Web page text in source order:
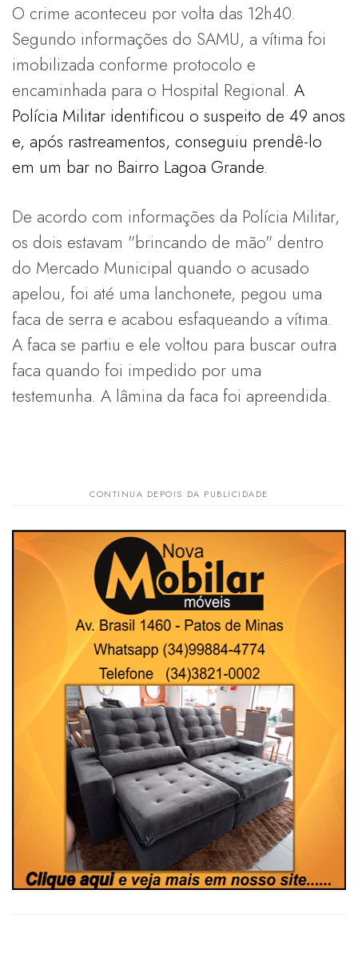
O crime aconteceu por volta das 12h40.
Segundo informações do SAMU, a vítima foi
imobilizada conforme protocolo e
encaminhada para o Hospital Regional. A
Polícia Militar identificou o suspeito de 49 anos
e, após rastreamentos, conseguiu prendê-lo
em um bar no Bairro Lagoa Grande.
De acordo com informações da Polícia Militar,
os dois estavam "brincando de mão" dentro
do Mercado Municipal quando o acusado
apelou, foi até uma lanchonete, pegou uma
faca de serra e acabou esfaqueando a vítima.
A faca se partiu e ele voltou para buscar outra
faca quando foi impedido por uma
testemunha. A lâmina da faca foi apreendida.